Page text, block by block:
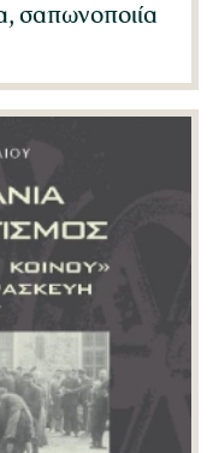
σαπωνοποιία